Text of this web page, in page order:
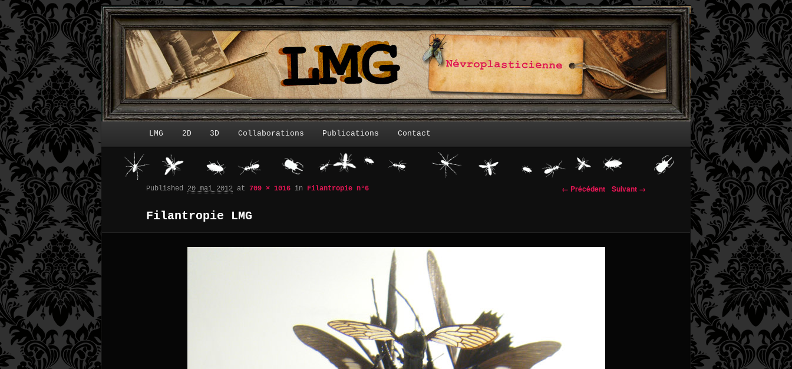
Menu principalLMG 2D 3D Collaborations Publications Contact
← Précédent Suivant →
Filantropie LMG
Published 20 mai 2012 at 709 × 1016 in Filantropie n°6